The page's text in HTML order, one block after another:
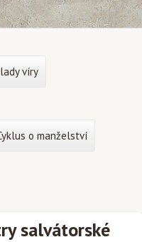
salvátorské
víry
o manželství